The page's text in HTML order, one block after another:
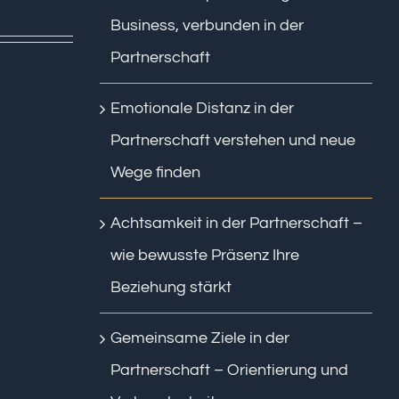
Business, verbunden in der
Partnerschaft
Emotionale Distanz in der
Partnerschaft verstehen und neue
Wege finden
Achtsamkeit in der Partnerschaft –
wie bewusste Präsenz Ihre
Beziehung stärkt
Gemeinsame Ziele in der
Partnerschaft – Orientierung und